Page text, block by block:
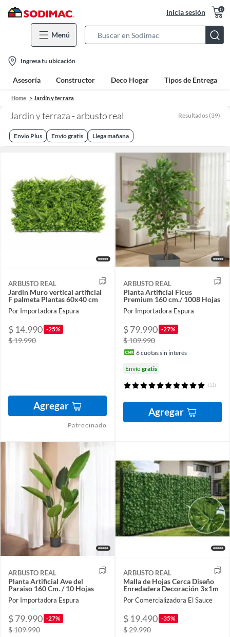
Inicia sesión 0
Menú
Bar
location-
icon
Ingresa tu ubicación
Asesoría Constructor Deco Hogar Tipos de Entrega
Home Jardín y terraza
Jardín y terraza - arbusto real Resultados (39)
Envio Plus Envío gratis Llega mañana
ARBUSTO REAL
Jardín Muro vertical artificial
F palmeta Plantas 60x40 cm
Por Importadora Espura
$ 14.990 -25%
$ 19.990
Agregar
Patrocinado
ARBUSTO REAL
Planta Artificial Ficus
Premium 160 cm./ 1008 Hojas
Por Importadora Espura
$ 79.990 -27%
$ 109.990
6cuotas sin interés
Envíogratis
(11)
Agregar
ARBUSTO REAL
Planta Artificial Ave del
Paraiso 160 Cm. / 10 Hojas
Por Importadora Espura
$ 79.990 -27%
$ 109.990
ARBUSTO REAL
Malla de Hojas Cerca Diseño
Enredadera Decoración 3x1m
Por Comercializadora El Sauce
$ 19.490 -35%
$ 29.990